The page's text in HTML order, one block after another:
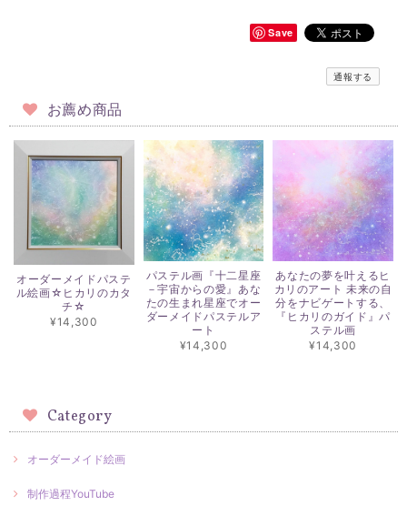
Save
通報する
お薦め商品
オーダーメイドパステ
ル絵画☆ヒカリのカタ
チ☆
¥14,300
パステル画『十二星座
－宇宙からの愛』あな
たの生まれ星座でオー
ダーメイドパステルア
ート
¥14,300
あなたの夢を叶えるヒ
カリのアート 未来の自
分をナビゲートする、
『ヒカリのガイド』パ
ステル画
¥14,300
Category
オーダーメイド絵画
制作過程YouTube